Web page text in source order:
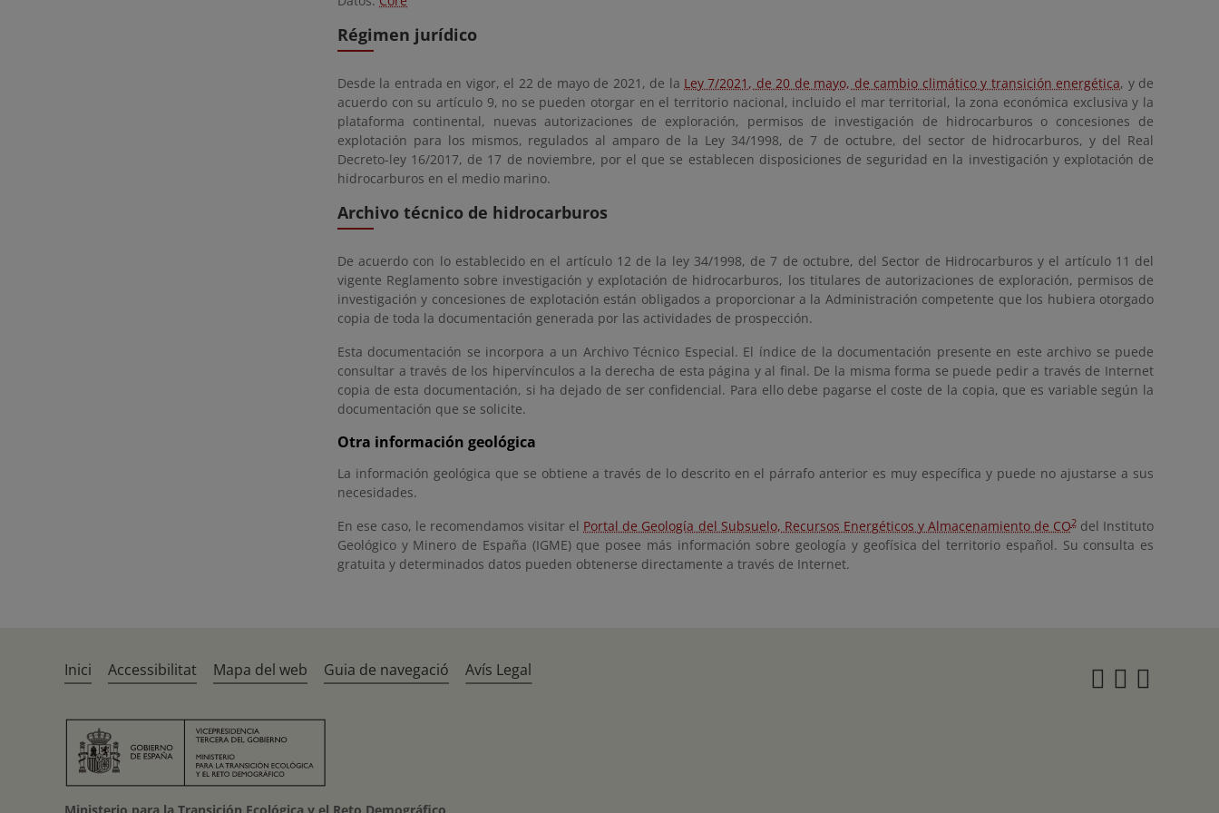
Régimen jurídico
Desde la entrada en vigor, el 22 de mayo de 2021, de la Ley 7/2021, de 20 de mayo, de cambio climático y transición energética, y de
acuerdo con su artículo 9, no se pueden otorgar en el territorio nacional, incluido el mar territorial, la zona económica exclusiva y la
plataforma continental, nuevas autorizaciones de exploración, permisos de investigación de hidrocarburos o concesiones de
explotación para los mismos, regulados al amparo de la Ley 34/1998, de 7 de octubre, del sector de hidrocarburos, y del Real
Decreto-ley 16/2017, de 17 de noviembre, por el que se establecen disposiciones de seguridad en la investigación y explotación de
hidrocarburos en el medio marino.
Archivo técnico de hidrocarburos
De acuerdo con lo establecido en el artículo 12 de la ley 34/1998, de 7 de octubre, del Sector de Hidrocarburos y el artículo 11 del
vigente Reglamento sobre investigación y explotación de hidrocarburos, los titulares de autorizaciones de exploración, permisos de
investigación y concesiones de explotación están obligados a proporcionar a la Administración competente que los hubiera otorgado
copia de toda la documentación generada por las actividades de prospección.
Esta documentación se incorpora a un Archivo Técnico Especial. El índice de la documentación presente en este archivo se puede
consultar a través de los hipervínculos a la derecha de esta página y al final. De la misma forma se puede pedir a través de Internet
copia de esta documentación, si ha dejado de ser confidencial. Para ello debe pagarse el coste de la copia, que es variable según la
documentación que se solicite.
Otra información geológica
La información geológica que se obtiene a través de lo descrito en el párrafo anterior es muy específica y puede no ajustarse a sus
necesidades.
En ese caso, le recomendamos visitar el Portal de Geología del Subsuelo, Recursos Energéticos y Almacenamiento de CO2del Instituto
Geológico y Minero de España (IGME) que posee más información sobre geología y geofísica del territorio español. Su consulta es
gratuita y determinados datos pueden obtenerse directamente a través de Internet.
Inici Accessibilitat Mapa del web Guia de navegació Avís Legal Twitter